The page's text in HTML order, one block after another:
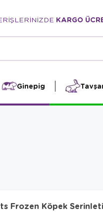
KARGO
Ginepig
Frozen Köpek